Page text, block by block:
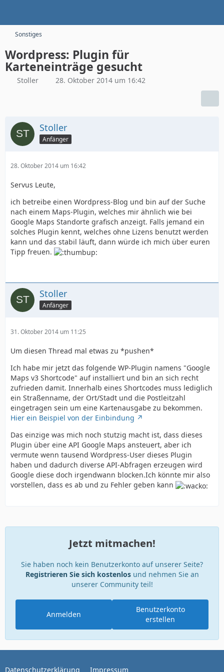
Sonstiges
Wordpress: Plugin für
Karteneinträge gesucht
Stoller 28. Oktober 2014 um 16:42
Stoller
Anfänger
28. Oktober 2014 um 16:42
Servus Leute,
ich betreibe einen Wordpress-Blog und bin auf der Suche
nach einem Maps-Plugin, welches mir ähnlich wie bei
Google Maps Standorte grafisch anzeigt. Falls jemand ein
solches Plugin kennt, welches ohne Lizens benutzt werden
kann und das stabil läuft, dann würde ich mich über euren
Tipp freuen.
Stoller
Anfänger
31. Oktober 2014 um 11:25
Um diesen Thread mal etwas zu *pushen*
Ich habe mir jetzt das folgende WP-Plugin namens "Google
Maps v3 Shortcode" auf installiert und bin an sich recht
zufrieden damit. Innerhalb eines Shortcodes muss lediglich
ein Straßenname, der Ort/Stadt und die Postleitzahl
eingetragen sein um eine Kartenausgabe zu bekommen.
Hier ein Beispiel von der Einbindung
Das einzige was mich noch stutzig macht ist, dass dieses
Plugin über eine API Google Maps ansteuert, aber ich
vermute wenn tausend Wordpress-User dieses Plugin
haben und dadurch diverse API-Abfragen erzeugen wird
Google diese doch irgendwann blocken.Ich könnte mir also
vorstellen, dass es ab und zu Fehler geben kann
Jetzt mitmachen!
Sie haben noch kein Benutzerkonto auf unserer Seite?
Registrieren Sie sich kostenlosund nehmen Sie an
unserer Community teil!
Benutzerkonto
erstellen
Anmelden
Datenschutzerklärung Impressum